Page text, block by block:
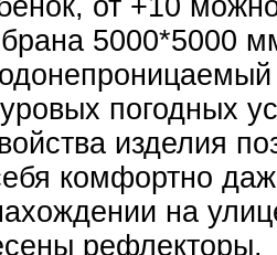
от +10
5000*5000
погодных
изделия
комфортно
на
рефлекторы,